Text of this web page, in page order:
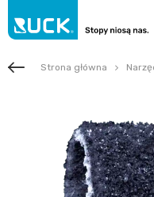
Strona główna